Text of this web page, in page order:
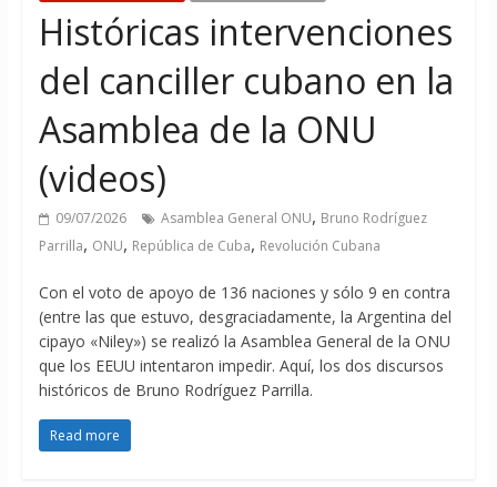
Históricas intervenciones
del canciller cubano en la
Asamblea de la ONU
(videos)
09/07/2026 Asamblea General ONU, Bruno Rodríguez
Parrilla, ONU, República de Cuba, Revolución Cubana
Con el voto de apoyo de 136 naciones y sólo 9 en contra
(entre las que estuvo, desgraciadamente, la Argentina del
cipayo «Niley») se realizó la Asamblea General de la ONU
que los EEUU intentaron impedir. Aquí, los dos discursos
históricos de Bruno Rodríguez Parrilla.
Read more